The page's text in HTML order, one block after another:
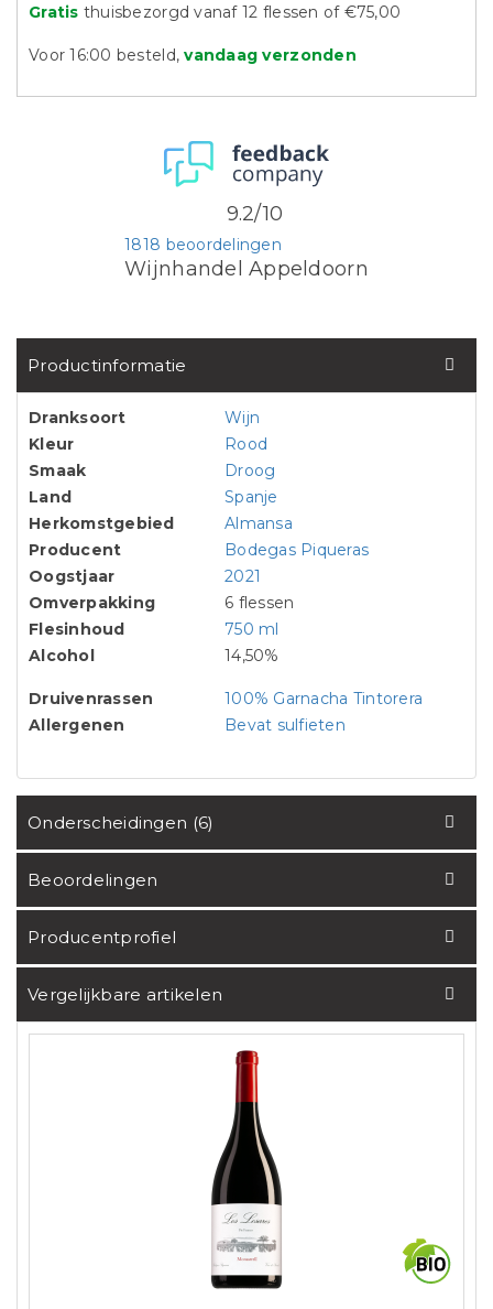
Gratis thuisbezorgd vanaf 12 flessen of €75,00
Voor 16:00 besteld,vandaag verzonden
Wijnhandel Appeldoorn
1818 beoordelingen
9.2/10
Productinformatie
Dranksoort
Wijn
Kleur
Rood
Smaak
Droog
Land
Spanje
Herkomstgebied
Almansa
Producent
Bodegas Piqueras
Oogstjaar
2021
Omverpakking
6 flessen
Flesinhoud
750 ml
Alcohol
14,50%
Druivenrassen
100% Garnacha Tintorera
Allergenen
Bevat sulfieten
Onderscheidingen (6)
Beoordelingen
Producentprofiel
Vergelijkbare artikelen